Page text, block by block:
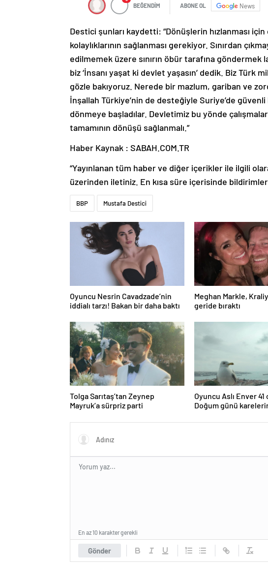
BEĞENDİM ABONE OL News
Destici şunları kaydetti: “Dönüşlerin hızlanması
kolaylıklarının sağlanması gerekiyor. Sınırdan
edilmemek üzere sınırın öbür tarafına
biz ‘İnsanı yaşat ki devlet yaşasın’ dedik. Biz Türk
gözle bakıyoruz. Nerede bir mazlum, gariban ve
İnşallah Türkiye’nin de desteğiyle Suriye’de
dönmeye başladılar. Devletimiz bu yönde
tamamının dönüşü sağlanmalı.”
Haber Kaynak : SABAH.COM.TR
“Yayınlanan tüm haber ve diğer içerikler ile ilgili
üzerinden iletiniz. En kısa süre içerisinde
BBP Mustafa Destici
Oyuncu Nesrin Cavadzade’nin
iddialı tarzı! Bakan bir daha baktı
Meghan Markle,
geride bıraktı
Tolga Sarıtaş’tan Zeynep
Mayruk’a sürpriz parti
Oyuncu Aslı Enver 41
Doğum günü
Gönder
En az 10 karakter gerekli